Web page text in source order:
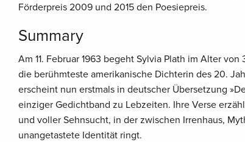
Förderpreis 2009 und 2015 den Poesiepreis.
Summary
Am 11. Februar 1963 begeht Sylvia Plath im Alter
die berühmteste amerikanische Dichterin des 20.
erscheint nun erstmals in deutscher Übersetzung
einziger Gedichtband zu Lebzeiten. Ihre Verse
und voller Sehnsucht, in der zwischen Irrenhaus,
unangetastete Identität ringt.